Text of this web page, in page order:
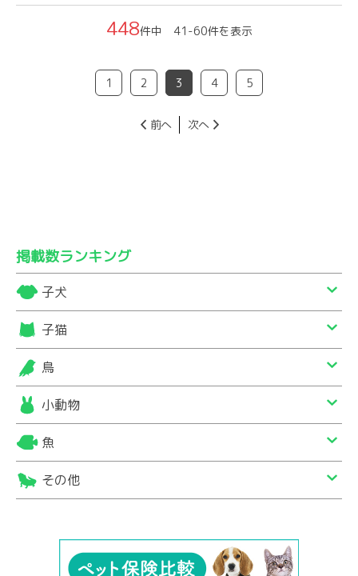
448件中 41-60件を表示
1 2 3 4 5
前へ 次へ
掲載数ランキング
子犬
子猫
鳥
小動物
魚
その他